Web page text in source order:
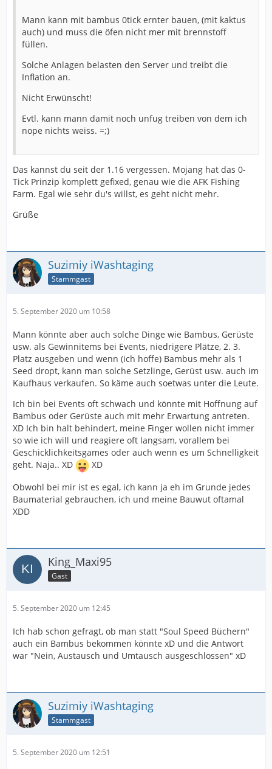
Mann kann mit bambus 0tick ernter bauen, (mit kaktus
auch) und muss die öfen nicht mer mit brennstoff
füllen.
Solche Anlagen belasten den Server und treibt die
Inflation an.
Nicht Erwünscht!
Evtl. kann mann damit noch unfug treiben von dem ich
nope nichts weiss. =;)
Das kannst du seit der 1.16 vergessen. Mojang hat das 0-
Tick Prinzip komplett gefixed, genau wie die AFK Fishing
Farm. Egal wie sehr du's willst, es geht nicht mehr.
Grüße
Suzimiy iWashtaging
Stammgast
5. September 2020 um 10:58
Mann könnte aber auch solche Dinge wie Bambus, Gerüste
usw. als Gewinnitems bei Events, niedrigere Plätze, 2. 3.
Platz ausgeben und wenn (ich hoffe) Bambus mehr als 1
Seed dropt, kann man solche Setzlinge, Gerüst usw. auch im
Kaufhaus verkaufen. So käme auch soetwas unter die Leute.
Ich bin bei Events oft schwach und könnte mit Hoffnung auf
Bambus oder Gerüste auch mit mehr Erwartung antreten.
XD Ich bin halt behindert, meine Finger wollen nicht immer
so wie ich will und reagiere oft langsam, vorallem bei
Geschicklichkeitsgames oder auch wenn es um Schnelligkeit
geht. Naja.. XD
XD
Obwohl bei mir ist es egal, ich kann ja eh im Grunde jedes
Baumaterial gebrauchen, ich und meine Bauwut oftamal
XDD
King_Maxi95
Gast
5. September 2020 um 12:45
Ich hab schon gefragt, ob man statt "Soul Speed Büchern"
auch ein Bambus bekommen könnte xD und die Antwort
war "Nein, Austausch und Umtausch ausgeschlossen" xD
Suzimiy iWashtaging
Stammgast
5. September 2020 um 12:51